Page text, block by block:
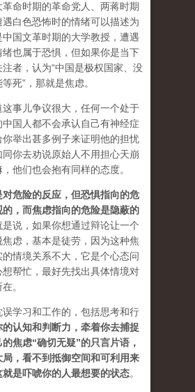
命时期的革命党人、两蒋时期
白色恐怖时的情绪可以描述为
国文革时期的大学教授，遭遇
也属于恐惧，但如果你是当下
者，认为“中国是极权国家、没
死”，那就是焦虑。
事儿争议很大，任何一个处于
中国人都不会承认自己有神经症
举出甚多例子来证明他的担忧
你去劝说原始人不用担心天崩
他们也会抱有同样的态度。
危险的反应，但恐惧指向的危
的，而焦虑指向的危险是隐蔽的
是说，如果你想通过辩论让一个
虑，基本是徒劳，因为这种焦
情境关系不大，它是个心态问
帮忙，最好先找出具体情境对
。
学习和工作的，包括思考和行
认知和判断力，牵着你去捕捉
焦虑“确切无疑”的只言片语，
，看不到抵御空间和可利用来
就是吓唬你的人最想要的状态。